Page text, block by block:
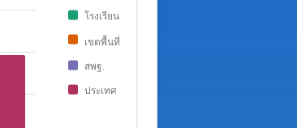
โรงเรียน
เขตพื้นที่
สพฐ.
ประเทศ